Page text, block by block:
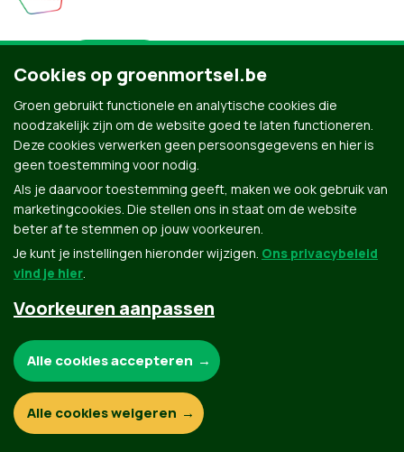
© Copyright Groen 2026 | Gemaakt metNationBuilder
Contact Privacybeleid
Cookies op groenmortsel.be
Groen gebruikt functionele en analytische cookies die
noodzakelijk zijn om de website goed te laten functioneren.
Deze cookies verwerken geen persoonsgegevens en hier is
geen toestemming voor nodig.
Als je daarvoor toestemming geeft, maken we ook gebruik van
marketingcookies. Die stellen ons in staat om de website
beter af te stemmen op jouw voorkeuren.
Je kunt je instellingen hieronder wijzigen. Ons privacybeleid
vind je hier.
Voorkeuren aanpassen
Functionele en analytische cookies:
Alle cookies accepteren
Alle cookies weigeren